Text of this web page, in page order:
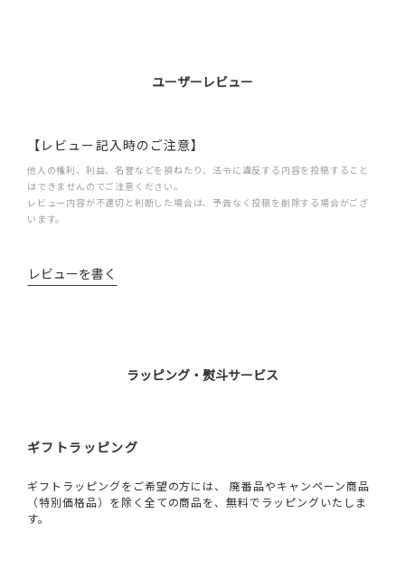
ユーザーレビュー
【レビュー記入時のご注意】
他人の権利、利益、名誉などを損ねたり、法令に違反する内容を投稿すること
はできませんのでご注意ください。
レビュー内容が不適切と判断した場合は、予告なく投稿を削除する場合がござ
います。
レビューを書く
ラッピング・熨斗サービス
ギフトラッピング
ギフトラッピングをご希望の方には、 廃番品やキャンペーン商品
（特別価格品）を除く全ての商品を、無料でラッピングいたしま
す。